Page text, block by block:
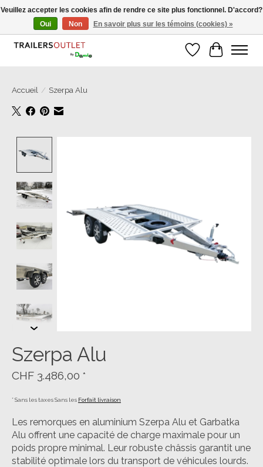
Grosse Auswahl an Anhänger direkt vom Hersteller!
Liste dePanier
Accueil / Szerpa Alu
Szerpa Alu
CHF 3.486,00 *
* Sans les taxes Sans les Forfait livraison
Les remorques en aluminium Szerpa Alu et Garbatka
Alu offrent une capacité de charge maximale pour un
poids propre minimal. Leur robuste châssis garantit une
stabilité optimale lors du transport de véhicules lourds.
Veuillez accepter les cookies afin de rendre ce site plus fonctionnel. D'accord?
Oui
Non En savoir plus sur les témoins (cookies) »